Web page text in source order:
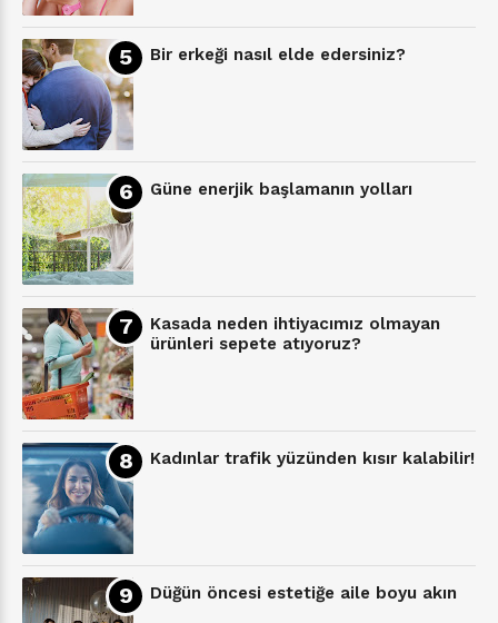
Bir erkeği nasıl elde edersiniz?
Güne enerjik başlamanın yolları
Kasada neden ihtiyacımız olmayan
ürünleri sepete atıyoruz?
Kadınlar trafik yüzünden kısır kalabilir!
Düğün öncesi estetiğe aile boyu akın